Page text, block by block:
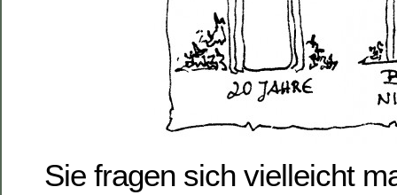
Sie fragen sich vielleicht